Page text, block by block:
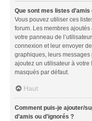
Que sont mes listes d’amis
Vous pouvez utiliser ces
forum. Les membres ajoutés
votre panneau de
connexion et leur envoyer
graphiques, leurs messages
ajoutez un utilisateur à votre
masqués par défaut.
Haut
Comment puis-je ajouter/
d’amis ou d’ignorés ?